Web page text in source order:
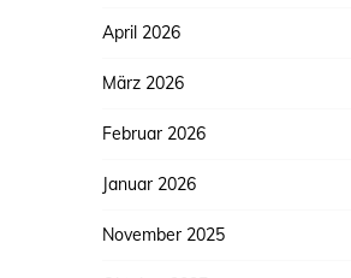
April 2026
März 2026
Februar 2026
Januar 2026
November 2025